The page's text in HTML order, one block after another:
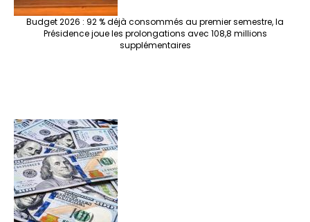
Budget 2026 : 92 % déjà consommés au premier semestre, la
Présidence joue les prolongations avec 108,8 millions
supplémentaires